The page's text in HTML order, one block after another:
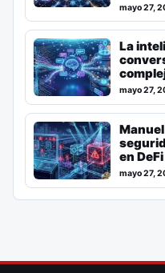
mayo 27,
La
mayo 27,
en
mayo 27,